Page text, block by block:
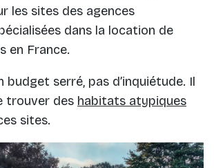
les sites des agences
dans la location de
en France.
budget serré, pas d’inquiétude. Il
trouver des habitats atypiques
sites.